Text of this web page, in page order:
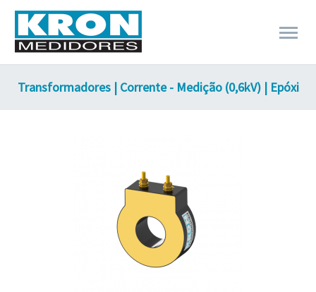
Transformadores | Corrente - Medição (0,6kV) | Epóxi